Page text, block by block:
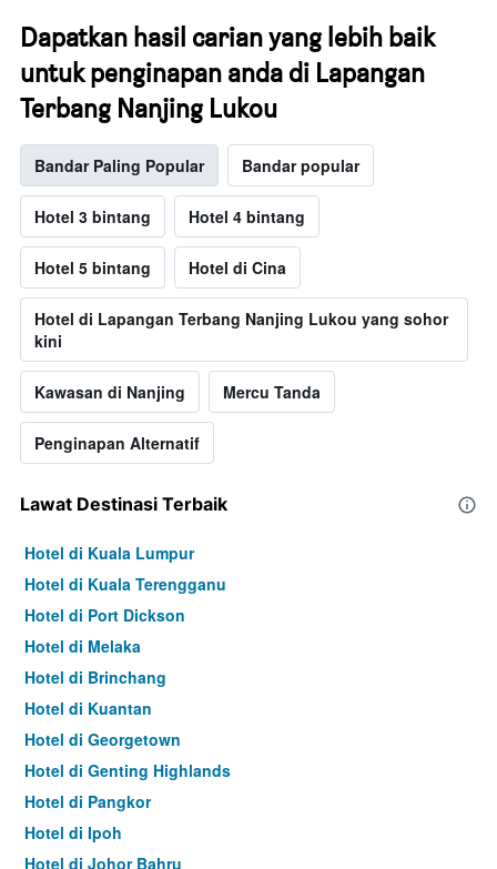
Dapatkan hasil carian yang lebih baik
untuk penginapan anda di Lapangan
Terbang Nanjing Lukou
Bandar Paling Popular Bandar popular
Hotel 3 bintang Hotel 4 bintang
Hotel 5 bintang Hotel di Cina
Hotel di Lapangan Terbang Nanjing Lukou yang sohor
kini
Kawasan di Nanjing Mercu Tanda
Penginapan Alternatif
Lawat Destinasi Terbaik
Hotel di Kuala Lumpur
Hotel di Kuala Terengganu
Hotel di Port Dickson
Hotel di Melaka
Hotel di Brinchang
Hotel di Kuantan
Hotel di Georgetown
Hotel di Genting Highlands
Hotel di Pangkor
Hotel di Ipoh
Hotel di Johor Bahru